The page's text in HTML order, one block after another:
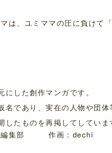
は、ユミママの圧に負けて
した創作マンガです。
名であり、実在の人物や団体
たものを再掲してしていま
場編集部 作画：dechi